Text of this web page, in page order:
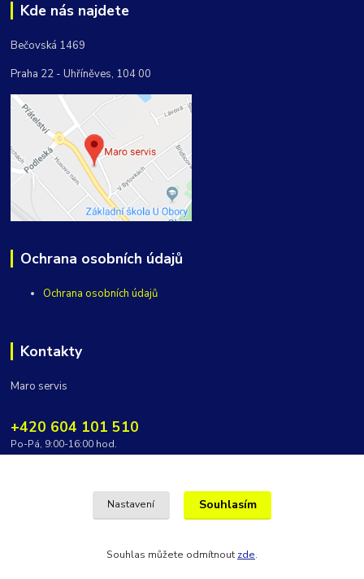
Kde nás najdete
Bečovská 1469
Praha 22 - Uhříněves, 104 00
Ochrana osobních údajů
Ochrana osobních údajů
Kontakty
Maro servis
+420 604 101 510
Po-Pá, 9:00-16:00 hod.
Nastavení Souhlasím
Souhlas můžete odmítnout zde.